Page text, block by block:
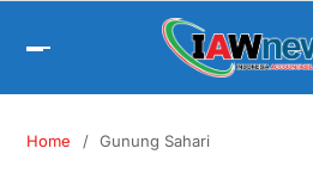
Home Gunung Sahari